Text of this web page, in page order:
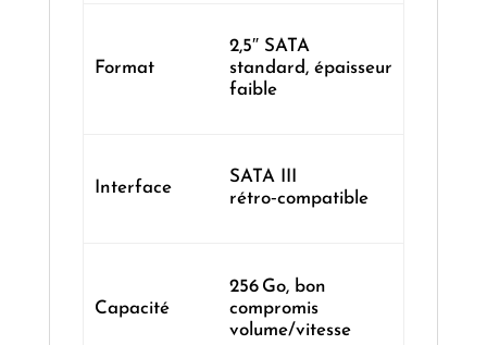
Format
2,5″ SATA
standard, épaisseur
faible
Interface
SATA III
rétro‑compatible
Capacité
256 Go, bon
compromis
volume/vitesse